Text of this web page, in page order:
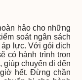
hảo cho những
soát ngân sách
lực. Với gói dịch
có hành trình trọn
giúp chuyến đi đến
hết. Đừng chần